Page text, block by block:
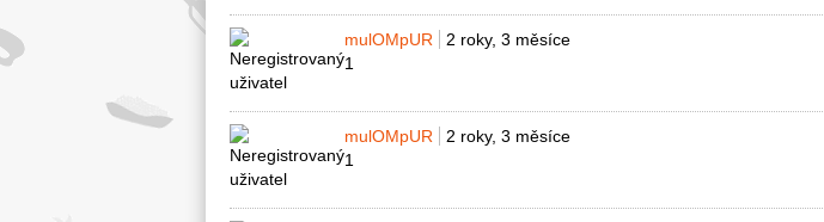
mulOMpUR 2 roky, 3 měsíce
1
mulOMpUR 2 roky, 3 měsíce
1